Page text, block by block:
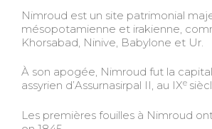
Nimroud est un site patrimonial
mésopotamienne et irakienne,
Khorsabad, Ninive, Babylone et Ur.
À son apogée, Nimroud fut la
assyrien d’Assurnasirpal II, au IXe
Les premières fouilles à Nimroud